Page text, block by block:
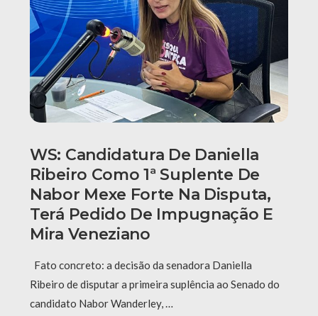
WS: Candidatura De Daniella
Ribeiro Como 1ª Suplente De
Nabor Mexe Forte Na Disputa,
Terá Pedido De Impugnação E
Mira Veneziano
Fato concreto: a decisão da senadora Daniella
Ribeiro de disputar a primeira suplência ao Senado do
candidato Nabor Wanderley, …